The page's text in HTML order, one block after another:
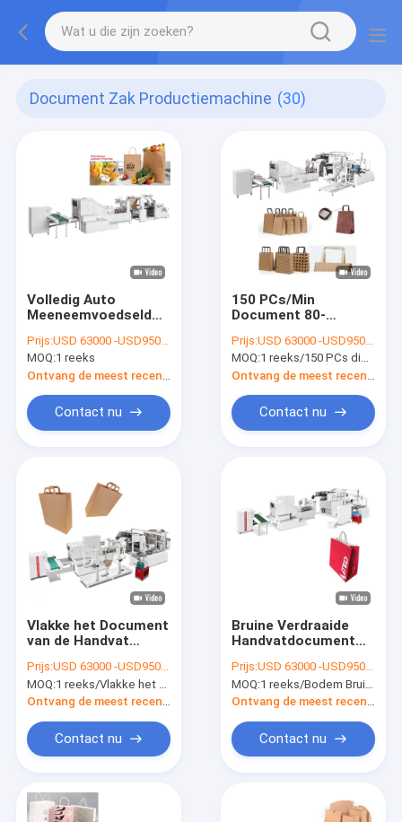
Document Zak Productiemachine (30)
Volledig Auto
Meeneemvoedseldocument
Productiemachine
430mm Lengte
Prijs:USD 63000 -USD95000
MOQ:1 reeks
Contact nu
150 PCs/Min
Document 80-
Machine voor
Vierkante Bodemzak
vormen
Prijs:USD 63000 -USD95000
MOQ:1 reeks/150 PCs die Min Fully Automatic Paper Bag Machine voor Vierkante Bodemzak vormen
Contact nu
Vlakke het Document
van de Handvat
Automatische
Zakmachine met
Druk
Prijs:USD 63000 -USD95000
MOQ:1 reeks/Vlakke het Document van de Handvat Vlakke Bodem Automatische Zakmachine met Druk
Contact nu
Bruine Verdraaide
Handvatdocument
Productiemachine
30-180 PCs/Min
Prijs:USD 63000 -USD95000
MOQ:1 reeks/Bodem Bruine Kleur verdraaide Handvatdocument vlak Zak Makend Machine
Contact nu